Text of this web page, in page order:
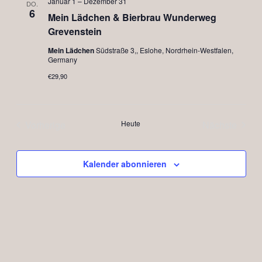
DO.
6
Mein Lädchen & Bierbrau Wunderweg
Grevenstein
Mein LädchenSüdstraße 3,, Eslohe, Nordrhein-Westfalen,
Germany
€29,90
Heute
Kalender abonnieren